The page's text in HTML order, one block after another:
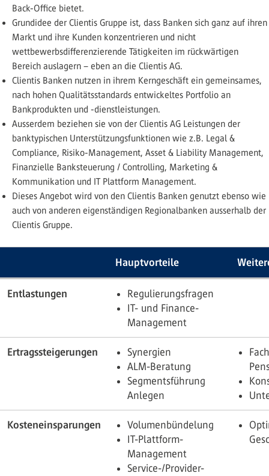
Back-Office bietet.
Grundidee der Clientis Gruppe ist, dass Banken sich ganz auf ihren
Markt und ihre Kunden konzentrieren und nicht
wettbewerbsdifferenzierende Tätigkeiten im rückwärtigen
Bereich auslagern – eben an die Clientis AG.
Clientis Banken nutzen in ihrem Kerngeschäft ein gemeinsames,
nach hohen Qualitätsstandards entwickeltes Portfolio an
Bankprodukten und -dienstleistungen.
Ausserdem beziehen sie von der Clientis AG Leistungen der
banktypischen Unterstützungsfunktionen wie z.B. Legal &
Compliance, Risiko-Management, Asset & Liability Management,
Finanzielle Banksteuerung / Controlling, Marketing &
Kommunikation und IT Plattform Management.
Dieses Angebot wird von den Clientis Banken genutzt ebenso wie
auch von anderen eigenständigen Regionalbanken ausserhalb der
Clientis Gruppe.
Hauptvorteile
Entlastungen
Regulierungsfragen
IT- und Finance-
Management
Ertragssteigerungen
Synergien
ALM-Beratung
Segmentsführung
Anlegen
Kosteneinsparungen
Volumenbündelung
IT-Plattform-
Management
Service-/Provider-